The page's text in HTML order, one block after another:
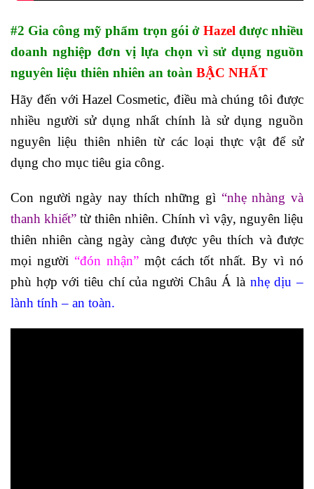
#2 Gia công mỹ phẩm trọn gói ở Hazel được nhiều
doanh nghiệp đơn vị lựa chọn vì sử dụng nguồn
nguyên liệu thiên nhiên an toàn BẬC NHẤT
Hãy đến với Hazel Cosmetic, điều mà chúng tôi được
nhiều người sử dụng nhất chính là sử dụng nguồn
nguyên liệu thiên nhiên từ các loại thực vật để sử
dụng cho mục tiêu gia công.
Con người ngày nay thích những gì “nhẹ nhàng và
thanh khiết” từ thiên nhiên. Chính vì vậy, nguyên liệu
thiên nhiên càng ngày càng được yêu thích và được
mọi người “đón nhận”một cách tốt nhất. By vì nó
phù hợp với tiêu chí của người Châu Á là nhẹ dịu –
lành tính – an toàn.